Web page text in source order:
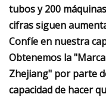
tubos y 200
cifras siguen
Confíe en nuestra
Obtenemos la
Zhejiang" por parte
capacidad de hacer